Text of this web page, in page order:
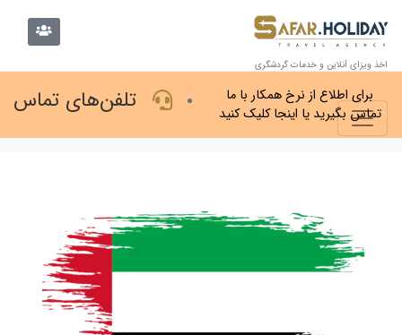
اخذ ویزای آنلاین و خدمات گردشگری
تلفن‌های تماس
برای اطلاع از نرخ همکار با ما
تماس بگیرید یا اینجا کلیک کنید